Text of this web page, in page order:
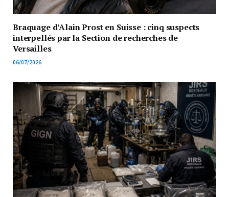
Braquage d’Alain Prost en Suisse : cinq suspects
interpellés par la Section de recherches de
Versailles
06/07/2026